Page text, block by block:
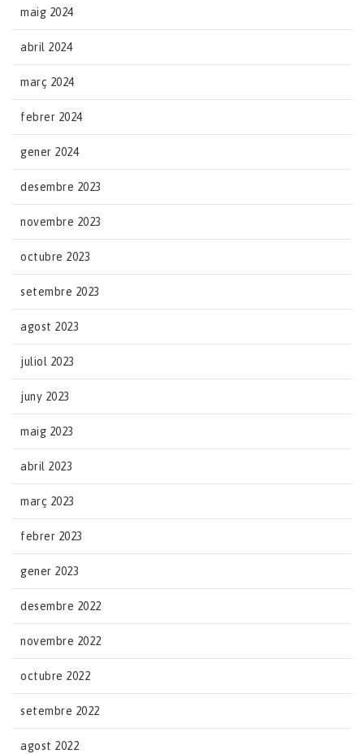
maig 2024
abril 2024
març 2024
febrer 2024
gener 2024
desembre 2023
novembre 2023
octubre 2023
setembre 2023
agost 2023
juliol 2023
juny 2023
maig 2023
abril 2023
març 2023
febrer 2023
gener 2023
desembre 2022
novembre 2022
octubre 2022
setembre 2022
agost 2022